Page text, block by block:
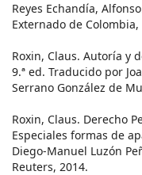
Reyes Echandía,
Externado de Colombia,
Roxin, Claus. Autoría y
9.ª ed. Traducido por
Serrano González de
Roxin, Claus. Derecho
Especiales formas de
Diego-Manuel Luzón
Reuters, 2014.